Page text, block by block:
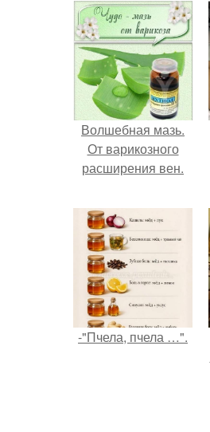
Волшебная мазь.
От варикозного
расширения вен.
-"Пчела, пчела …".